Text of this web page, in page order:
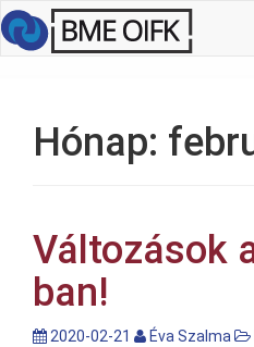
Hónap:
Változások
ban!
2020-02-21 Éva Szalma